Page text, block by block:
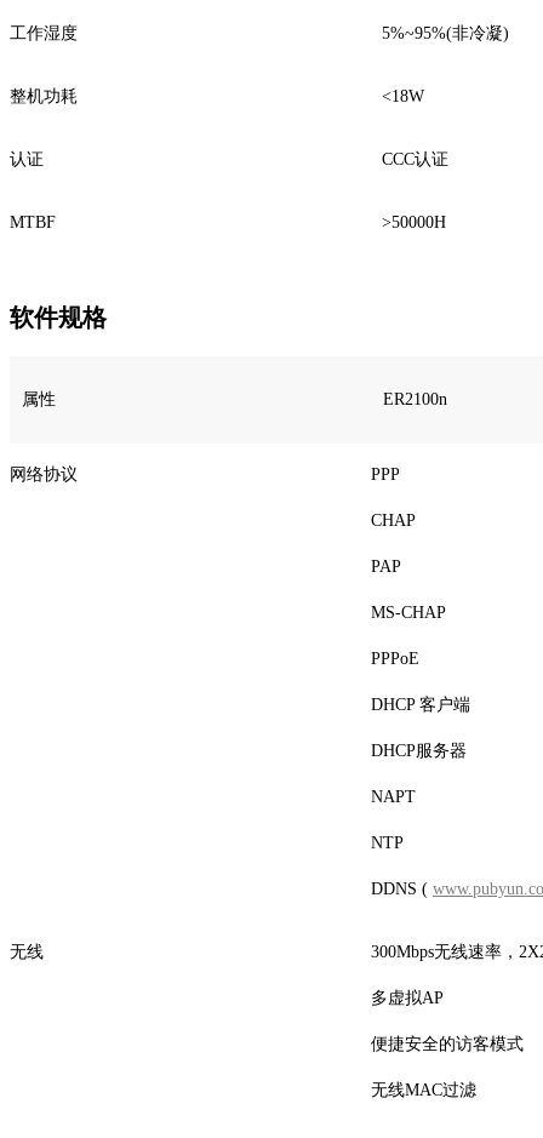
工作湿度 5%~95%(非冷凝)
整机功耗 <18W
认证 CCC认证
MTBF >50000H
软件规格
属性 ER2100n
网络协议 PPP
CHAP
PAP
MS-CHAP
PPPoE
DHCP 客户端
DHCP服务器
NAPT
NTP
DDNS (
无线 300Mbps无线速率，
多虚拟AP
便捷安全的访客模式
无线MAC过滤